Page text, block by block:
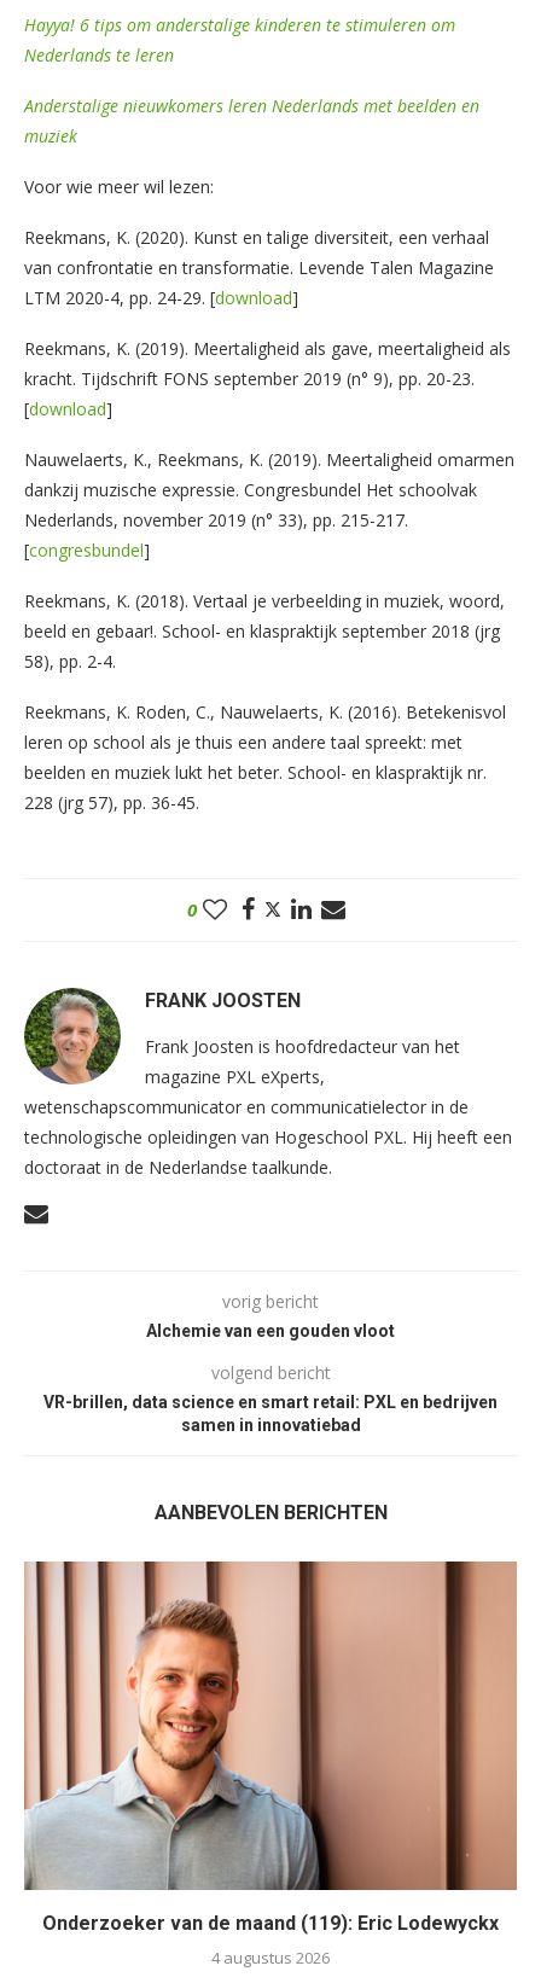
Hayya! 6 tips om anderstalige kinderen te stimuleren om
Nederlands te leren
Anderstalige nieuwkomers leren Nederlands met beelden en
muziek
Voor wie meer wil lezen:
Reekmans, K. (2020). Kunst en talige diversiteit, een verhaal
van confrontatie en transformatie. Levende Talen Magazine
LTM 2020-4, pp. 24-29. [download]
Reekmans, K. (2019). Meertaligheid als gave, meertaligheid als
kracht. Tijdschrift FONS september 2019 (n° 9), pp. 20-23.
[download]
Nauwelaerts, K., Reekmans, K. (2019). Meertaligheid omarmen
dankzij muzische expressie. Congresbundel Het schoolvak
Nederlands, november 2019 (n° 33), pp. 215-217.
[congresbundel]
Reekmans, K. (2018). Vertaal je verbeelding in muziek, woord,
beeld en gebaar!. School- en klaspraktijk september 2018 (jrg
58), pp. 2-4.
Reekmans, K. Roden, C., Nauwelaerts, K. (2016). Betekenisvol
leren op school als je thuis een andere taal spreekt: met
beelden en muziek lukt het beter. School- en klaspraktijk nr.
228 (jrg 57), pp. 36-45.
0
FRANK JOOSTEN
Frank Joosten is hoofdredacteur van het
magazine PXL eXperts,
wetenschapscommunicator en communicatielector in de
technologische opleidingen van Hogeschool PXL. Hij heeft een
doctoraat in de Nederlandse taalkunde.
vorig bericht
Alchemie van een gouden vloot
volgend bericht
VR-brillen, data science en smart retail: PXL en bedrijven
samen in innovatiebad
AANBEVOLEN BERICHTEN
Onderzoeker van de maand (119): Eric Lodewyckx
4 augustus 2026